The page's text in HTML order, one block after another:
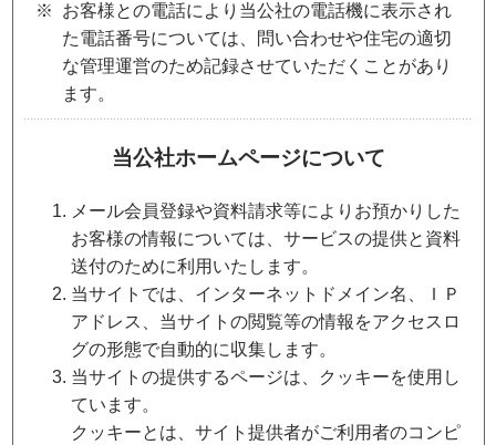
お客様との電話により当公社の電話機に表示され
た電話番号については、問い合わせや住宅の適切
な管理運営のため記録させていただくことがあり
ます。
当公社ホームページについて
メール会員登録や資料請求等によりお預かりした
お客様の情報については、サービスの提供と資料
送付のために利用いたします。
当サイトでは、インターネットドメイン名、ＩＰ
アドレス、当サイトの閲覧等の情報をアクセスロ
グの形態で自動的に収集します。
当サイトの提供するページは、クッキーを使用し
ています。
クッキーとは、サイト提供者がご利用者のコンピ